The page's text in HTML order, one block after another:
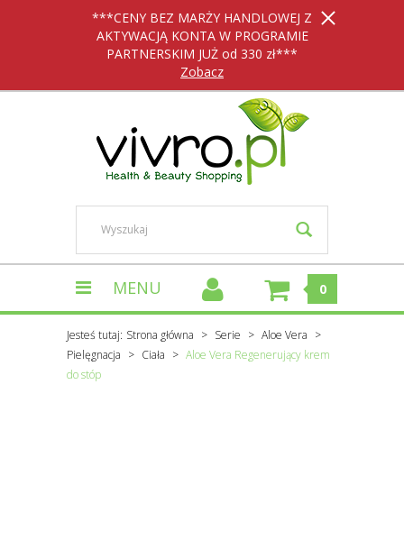
***CENY BEZ MARŻY HANDLOWEJ Z
AKTYWACJĄ KONTA W PROGRAMIE
PARTNERSKIM JUŻ od 330 zł***
Zobacz
MENU 0
Jesteś tutaj: Strona główna Serie
Aloe Vera
Pielęgnacja
Ciała
Aloe Vera Regenerujący krem
do stóp